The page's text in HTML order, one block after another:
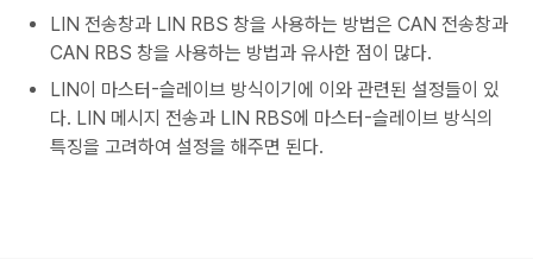
LIN 전송창과 LIN RBS 창을 사용하는 방법은 CAN 전송창과
CAN RBS 창을 사용하는 방법과 유사한 점이 많다.
LIN이 마스터-슬레이브 방식이기에 이와 관련된 설정들이 있
다. LIN 메시지 전송과 LIN RBS에 마스터-슬레이브 방식의
특징을 고려하여 설정을 해주면 된다.